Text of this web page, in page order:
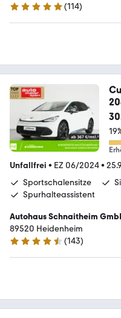
4.9 Sterne (114)
Unfallfrei • EZ 06/2024•
Sportschalensitze
Spurhalteassistent
Autohaus Schnaitheim
89520 Heidenheim
4.5 Sterne
(143)